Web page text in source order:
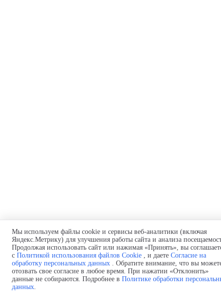
Мы используем файлы cookie и сервисы веб-аналитики (включая
Яндекс.Метрику) для улучшения работы сайта и анализа
Продолжая использовать сайт или нажимая «Принять», вы
с Политикой использования файлов Cookie , и даете Согласие на
обработку персональных данных . Обратите внимание, что вы
отозвать свое согласие в любое время. При нажатии «Отклонить»
данные не собираются. Подробнее в Политике обработки
данных.